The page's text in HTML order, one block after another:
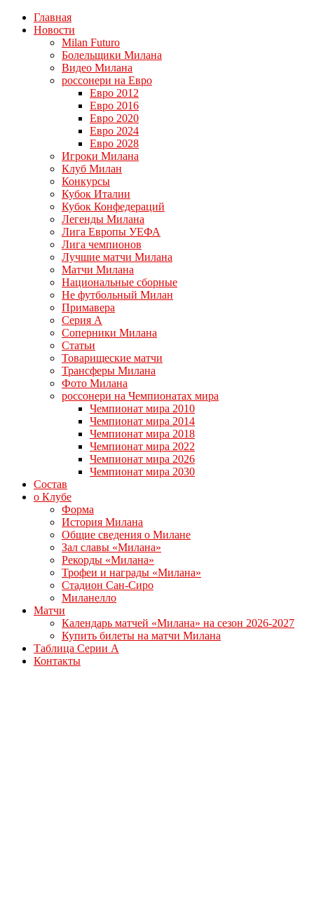
Главная
Новости
Milan Futuro
Болельщики Милана
Видео Милана
россонери на Евро
Евро 2012
Евро 2016
Евро 2020
Евро 2024
Евро 2028
Игроки Милана
Клуб Милан
Конкурсы
Кубок Италии
Кубок Конфедераций
Легенды Милана
Лига Европы УЕФА
Лига чемпионов
Лучшие матчи Милана
Матчи Милана
Национальные сборные
Не футбольный Милан
Примавера
Серия А
Соперники Милана
Статьи
Товарищеские матчи
Трансферы Милана
Фото Милана
россонери на Чемпионатах мира
Чемпионат мира 2010
Чемпионат мира 2014
Чемпионат мира 2018
Чемпионат мира 2022
Чемпионат мира 2026
Чемпионат мира 2030
Состав
о Клубе
Форма
История Милана
Общие сведения о Милане
Зал славы «Милана»
Рекорды «Милана»
Трофеи и награды «Милана»
Стадион Сан-Сиро
Миланелло
Матчи
Календарь матчей «Милана» на сезон 2026-2027
Купить билеты на матчи Милана
Таблица Серии А
Контакты